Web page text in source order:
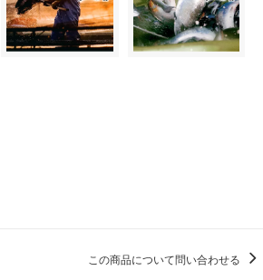
この商品について問い合わせる